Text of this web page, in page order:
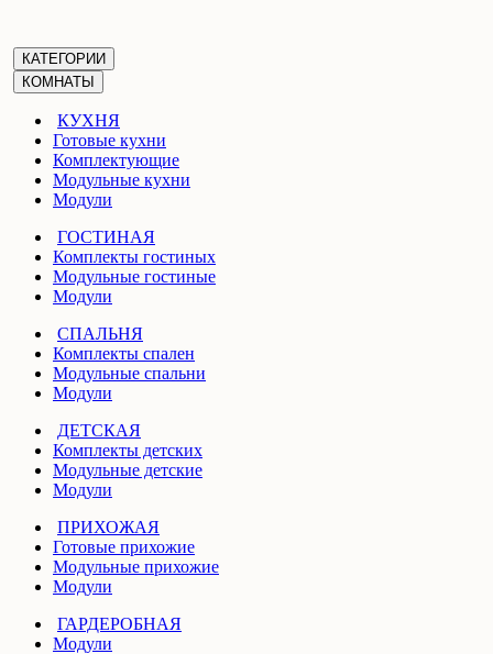
КАТЕГОРИИ
КОМНАТЫ
КУХНЯ
Готовые кухни
Комплектующие
Модульные кухни
Модули
ГОСТИНАЯ
Комплекты гостиных
Модульные гостиные
Модули
СПАЛЬНЯ
Комплекты спален
Модульные спальни
Модули
ДЕТСКАЯ
Комплекты детских
Модульные детские
Модули
ПРИХОЖАЯ
Готовые прихожие
Модульные прихожие
Модули
ГАРДЕРОБНАЯ
Модули